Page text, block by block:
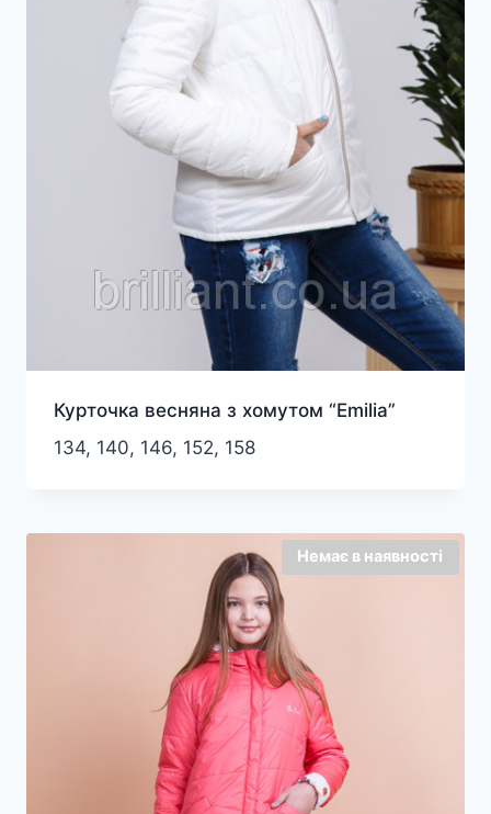
Курточка весняна з хомутом “Emilia”
134, 140, 146, 152, 158
Немає в наявності